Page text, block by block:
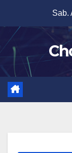
contenuto
Sab.